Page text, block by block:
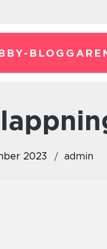
2023 admin